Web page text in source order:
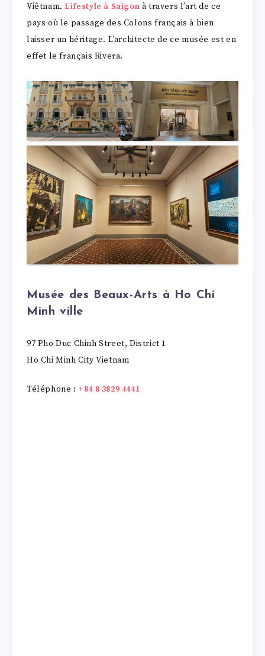
Viêtnam. Lifestyle à Saigon à travers l’art de ce
pays où le passage des Colons français à bien
laisser un héritage. L’architecte de ce musée est en
effet le français Rivera.
Musée des Beaux-Arts à Ho Chi
Minh ville
97 Pho Duc Chinh Street, District 1
Ho Chi Minh City Vietnam
Téléphone : +84 8 3829 4441